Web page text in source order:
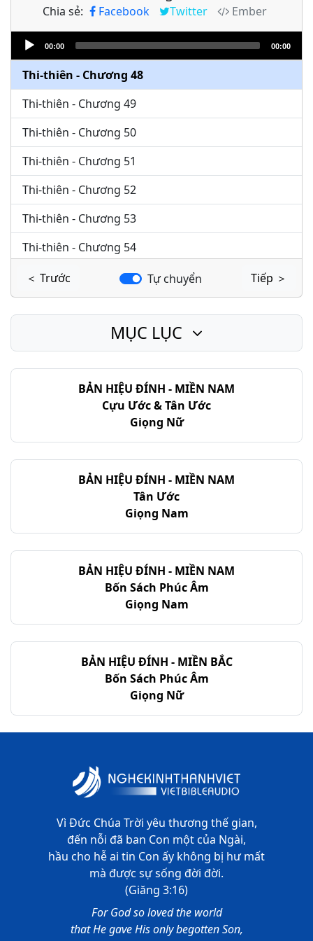
Chia sẻ: Facebook Twitter
Ember
Audio
Player
00:00 00:00
Thi-thiên - Chương 46
Thi-thiên - Chương 47
Thi-thiên - Chương 48
Thi-thiên - Chương 49
Thi-thiên - Chương 50
Thi-thiên - Chương 51
Thi-thiên - Chương 52
Thi-thiên - Chương 53
Thi-thiên - Chương 54
Thi-thiên - Chương 55
Thi-thiên - Chương 57
Thi-thiên - Chương 59
Thi-thiên - Chương 60
Thi-thiên - Chương 62
Thi-thiên - Chương 63
Thi-thiên - Chương 64
Thi-thiên - Chương 65
Thi-thiên - Chương 66
Thi-thiên - Chương 67
Thi-thiên - Chương 69
Thi-thiên - Chương 71
Thi-thiên - Chương 72
Thi-thiên - Chương 73
Thi-thiên - Chương 74
Thi-thiên - Chương 75
Thi-thiên - Chương 76
Thi-thiên - Chương 77
Thi-thiên - Chương 78
＜ Trước Tự chuyển Tiếp ＞
BẢN HIỆU ĐÍNH - MIỀN NAM
Cựu Ước & Tân Ước
Giọng Nữ
BẢN HIỆU ĐÍNH - MIỀN NAM
Tân Ước
Giọng Nam
BẢN HIỆU ĐÍNH - MIỀN NAM
Bốn Sách Phúc Âm
Giọng Nam
BẢN HIỆU ĐÍNH - MIỀN BẮC
Bốn Sách Phúc Âm
Giọng Nữ
MỤC LỤC
Vì Đức Chúa Trời yêu thương thế gian,
đến nỗi đã ban Con một của Ngài,
hầu cho hễ ai tin Con ấy không bị hư mất
mà được sự sống đời đời.
(Giăng 3:16)
For God so loved the world
that He gave His only begotten Son,